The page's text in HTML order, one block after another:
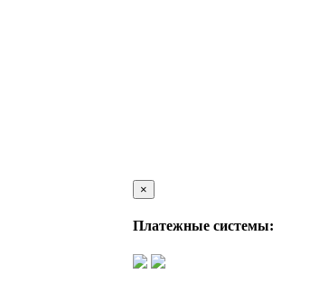
×
Платежные системы: